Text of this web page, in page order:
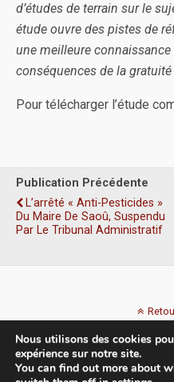
d’études de terrain sur le
étude ouvre des pistes de
une meilleure
conséquences de la
Pour télécharger l’étude
Publication Précédente
L’arrêté « Anti-Pesticides »
Du Maire De Saoû, Suspendu
Par Le Tribunal Administratif
Mobile
Nous utilisons des cookies
expérience sur notre site.
You can find out more about